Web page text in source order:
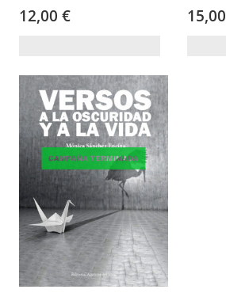
12,00 €
15,00